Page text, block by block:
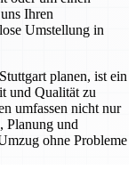
Ihren
Umstellung in
planen, ist ein
und Qualität zu
umfassen nicht nur
Planung und
ohne Probleme